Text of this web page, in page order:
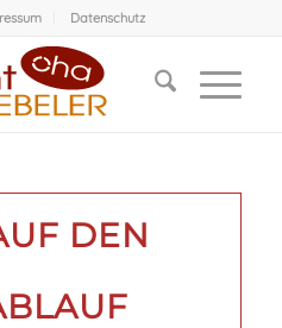
Datenschutz
DEN